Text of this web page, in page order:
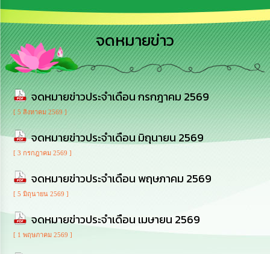
การ
บริหาร
งาน
การ
ส่ง
เสริม
ความ
โปร่งใส
จัด
ซื้อ
จัด
การ
จดหมายข่าว
จดหมายข่าวประจำเดือน กรกฎาคม 2569
[ 5 สิงหาคม 2569 ]
จดหมายข่าวประจำเดือน มิถุนายน 2569
[ 3 กรกฎาคม 2569 ]
จดหมายข่าวประจำเดือน พฤษภาคม 2569
[ 5 มิถุนายน 2569 ]
จดหมายข่าวประจำเดือน เมษายน 2569
[ 1 พฤษภาคม 2569 ]